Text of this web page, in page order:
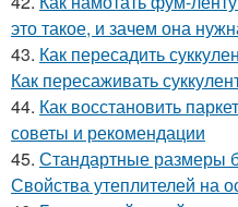
это такое, и зачем она
43. Как пересадить
Как пересаживать
44. Как восстановить
советы и рекомендации
45. Стандартные размеры
Свойства утеплителей на